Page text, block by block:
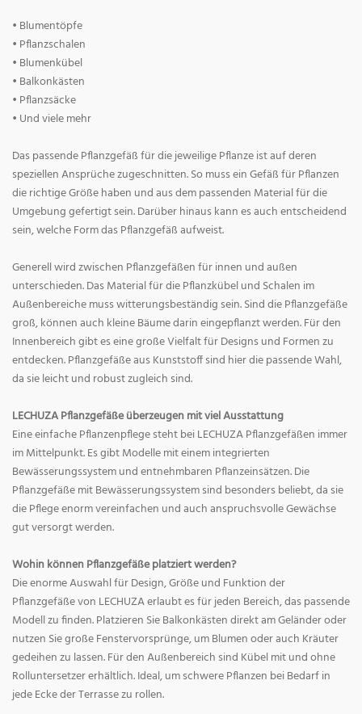
• Blumentöpfe
• Pflanzschalen
• Blumenkübel
• Balkonkästen
• Pflanzsäcke
• Und viele mehr
Das passende Pflanzgefäß für die jeweilige Pflanze ist auf deren
speziellen Ansprüche zugeschnitten. So muss ein Gefäß für Pflanzen
die richtige Größe haben und aus dem passenden Material für die
Umgebung gefertigt sein. Darüber hinaus kann es auch entscheidend
sein, welche Form das Pflanzgefäß aufweist.
Generell wird zwischen Pflanzgefäßen für innen und außen
unterschieden. Das Material für die Pflanzkübel und Schalen im
Außenbereiche muss witterungsbeständig sein. Sind die Pflanzgefäße
groß, können auch kleine Bäume darin eingepflanzt werden. Für den
Innenbereich gibt es eine große Vielfalt für Designs und Formen zu
entdecken. Pflanzgefäße aus Kunststoff sind hier die passende Wahl,
da sie leicht und robust zugleich sind.
LECHUZA Pflanzgefäße überzeugen mit viel Ausstattung
Eine einfache Pflanzenpflege steht bei LECHUZA Pflanzgefäßen immer
im Mittelpunkt. Es gibt Modelle mit einem integrierten
Bewässerungssystem und entnehmbaren Pflanzeinsätzen. Die
Pflanzgefäße mit Bewässerungssystem sind besonders beliebt, da sie
die Pflege enorm vereinfachen und auch anspruchsvolle Gewächse
gut versorgt werden.
Wohin können Pflanzgefäße platziert werden?
Die enorme Auswahl für Design, Größe und Funktion der
Pflanzgefäße von LECHUZA erlaubt es für jeden Bereich, das passende
Modell zu finden. Platzieren Sie Balkonkästen direkt am Geländer oder
nutzen Sie große Fenstervorsprünge, um Blumen oder auch Kräuter
gedeihen zu lassen. Für den Außenbereich sind Kübel mit und ohne
Rolluntersetzer erhältlich. Ideal, um schwere Pflanzen bei Bedarf in
jede Ecke der Terrasse zu rollen.